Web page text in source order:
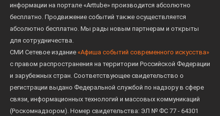
информации на портале «Arttube» производится абсолютно
бесплатно. Продвижение событий также осуществляется
абсолютно бесплатно. Мы рады новым партнерам и открыты
для сотрудничества.
СМИ Сетевое издание «Афиша событий современного искусства»
с правом распространения на территории Российской Федерации
и зарубежных стран. Соответствующее свидетельство о
регистрации выдано Федеральной службой по надзору в сфере
связи, информационных технологий и массовых коммуникаций
(Роскомнадзором). Номер свидетельства: ЭЛ № ФС 77 - 64301